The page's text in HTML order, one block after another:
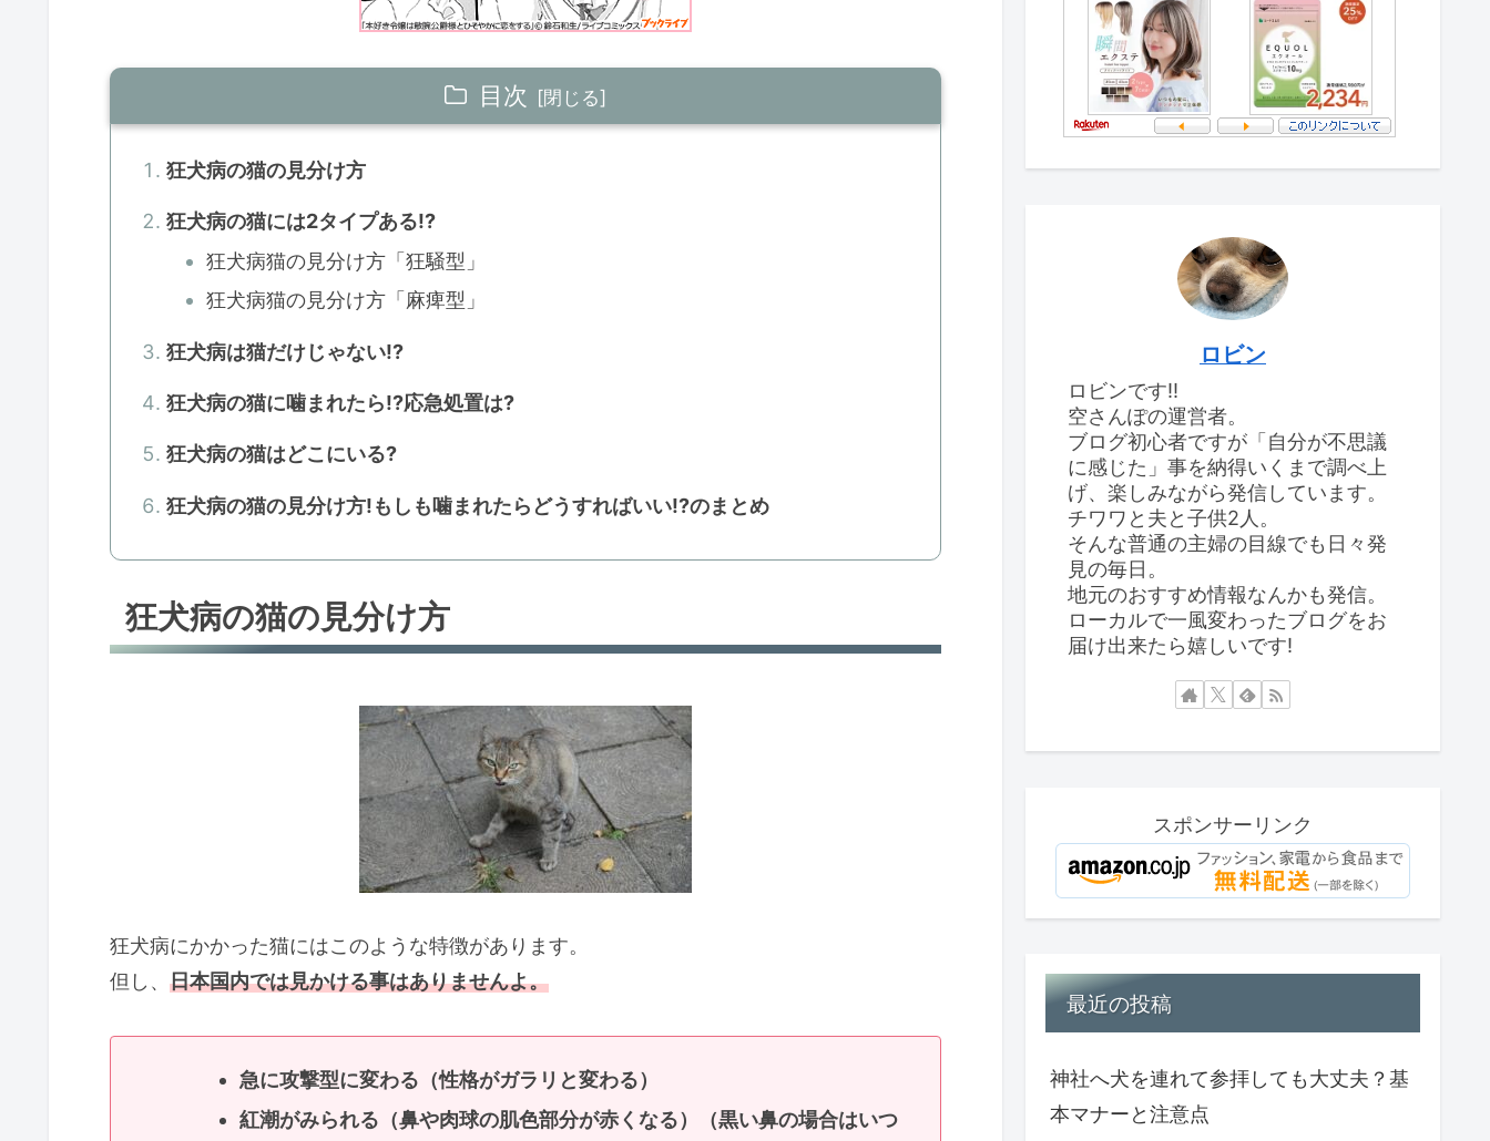
目次
狂犬病の猫の見分け方
狂犬病の猫には2タイプある!?
狂犬病猫の見分け方「狂騒型」
狂犬病猫の見分け方「麻痺型」
狂犬病は猫だけじゃない!?
狂犬病の猫に噛まれたら!?応急処置は?
狂犬病の猫はどこにいる?
狂犬病の猫の見分け方!もしも噛まれたらどうすればいい!?のまとめ
狂犬病の猫の見分け方
狂犬病にかかった猫にはこのような特徴があります。
但し、 日本国内では見かける事はありませんよ。
急に攻撃型に変わる（性格がガラリと変わる）
紅潮がみられる（鼻や肉球の肌色部分が赤くなる）（黒い鼻の場合はいつ
ロビン
ロビンです‼
空さんぽの運営者。
ブログ初心者ですが「自分が不思議
に感じた」事を納得いくまで調べ上
げ、楽しみながら発信しています。
チワワと夫と子供2人。
そんな普通の主婦の目線でも日々発
見の毎日。
地元のおすすめ情報なんかも発信。
ローカルで一風変わったブログをお
届け出来たら嬉しいです!
スポンサーリンク
最近の投稿
神社へ犬を連れて参拝しても大丈夫？基
本マナーと注意点